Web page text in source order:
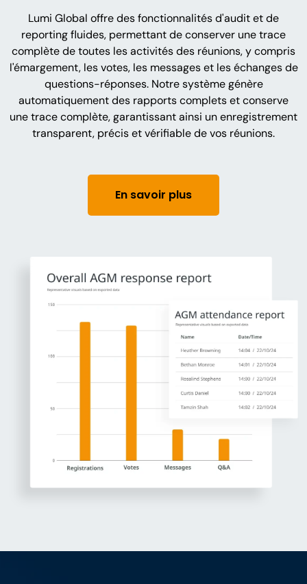
Lumi Global offre des fonctionnalités d'audit et de
reporting fluides, permettant de conserver une trace
complète de toutes les activités des réunions, y compris
l'émargement, les votes, les messages et les échanges de
questions-réponses. Notre système génère
automatiquement des rapports complets et conserve
une trace complète, garantissant ainsi un enregistrement
transparent, précis et vérifiable de vos réunions.
En savoir plus